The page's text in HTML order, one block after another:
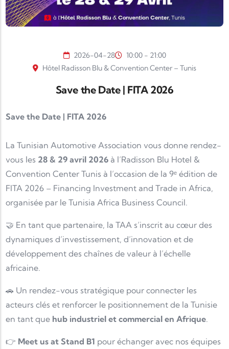
2026-04-28
10:00 - 21:00
Hôtel Radisson Blu & Convention Center – Tunis
Save the Date | FITA 2026
Save the Date | FITA 2026
La Tunisian Automotive Association vous donne rendez-
vous les 28 & 29 avril 2026 à l’Radisson Blu Hotel &
Convention Center Tunis à l’occasion de la 9ᵉ édition de
FITA 2026 – Financing Investment and Trade in Africa,
organisée par le Tunisia Africa Business Council.
🤝 En tant que partenaire, la TAA s’inscrit au cœur des
dynamiques d’investissement, d’innovation et de
développement des chaînes de valeur à l’échelle
africaine.
🚗 Un rendez-vous stratégique pour connecter les
acteurs clés et renforcer le positionnement de la Tunisie
en tant que hub industriel et commercial en Afrique.
👉 Meet us at Stand B1 pour échanger avec nos équipes